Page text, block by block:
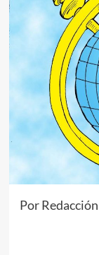
Por